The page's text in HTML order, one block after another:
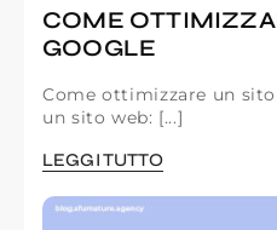
COME
GOOGLE
Come ottimizzare un
un sito web: [...]
LEGGI TUTTO